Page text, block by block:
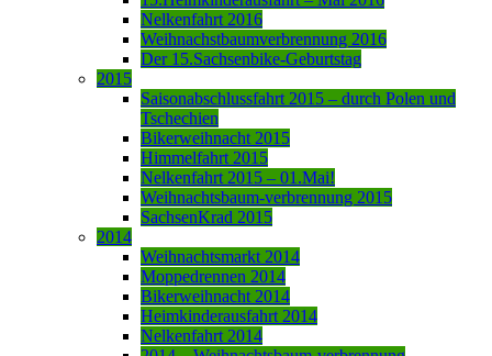
Nelkenfahrt 2016
Weihnachstbaumverbrennung 2016
Der 15.Sachsenbike-Geburtstag
2015
Saisonabschlussfahrt 2015 – durch Polen und
Tschechien
Bikerweihnacht 2015
Himmelfahrt 2015
Nelkenfahrt 2015 – 01.Mai!
Weihnachtsbaum-verbrennung 2015
SachsenKrad 2015
2014
Weihnachtsmarkt 2014
Moppedrennen 2014
Bikerweihnacht 2014
Heimkinderausfahrt 2014
Nelkenfahrt 2014